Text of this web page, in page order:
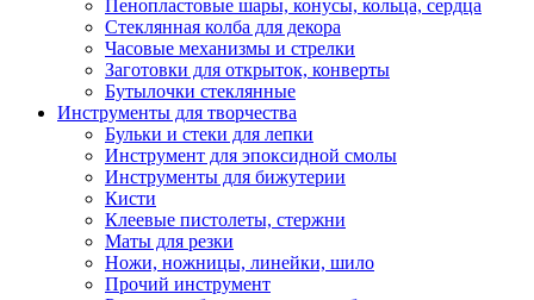
Пенопластовые шары, конусы, кольца, сердца
Стеклянная колба для декора
Часовые механизмы и стрелки
Заготовки для открыток, конверты
Бутылочки стеклянные
Инструменты для творчества
Бульки и стеки для лепки
Инструмент для эпоксидной смолы
Инструменты для бижутерии
Кисти
Клеевые пистолеты, стержни
Маты для резки
Ножи, ножницы, линейки, шило
Прочий инструмент